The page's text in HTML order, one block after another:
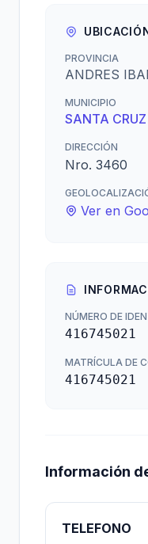
PROVINCIA
ANDRES
MUNICIPIO
SANTA
DIRECCIÓN
Nro. 3460
Ver en
NÚMERO DE
416745021
MATRÍCULA DE
416745021
Información
TELEFONO